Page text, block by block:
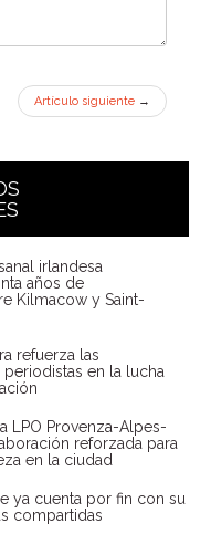
Artículo siguiente →
irlandesa
años de
Kilmacow y Saint-
refuerza las
en la lucha
LPO Provenza-Alpes-
reforzada para
en la ciudad
ya cuenta por fin con su
compartidas